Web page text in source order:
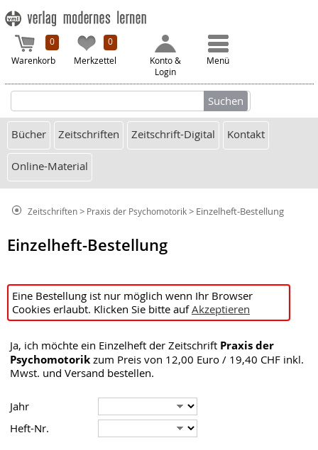
0
Warenkorb
0
Merkzettel
Konto &
Login
Menü
Bücher Zeitschriften Zeitschrift-Digital Kontakt
Online-Material
Zeitschriften> Praxis der Psychomotorik> Einzelheft-Bestellung
Einzelheft-Bestellung
Eine Bestellung ist nur möglich wenn Ihr Browser
Cookies erlaubt. Klicken Sie bitte aufAkzeptieren
Ja, ich möchte ein Einzelheft der Zeitschrift Praxis der
Psychomotorik zum Preis von 12,00 Euro / 19,40 CHF inkl.
Mwst. und Versand bestellen.
Jahr
Heft-Nr.